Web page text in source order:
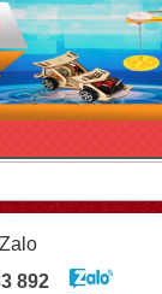
Zalo
892